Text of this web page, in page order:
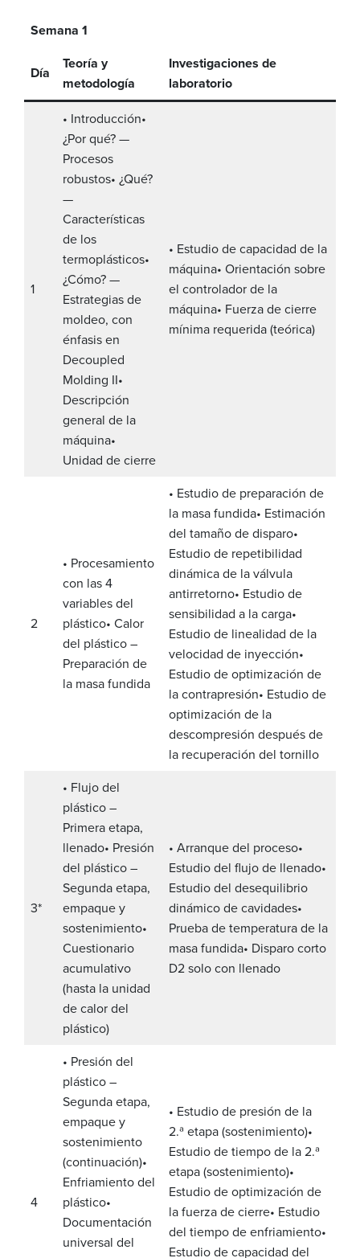
Semana 1
Día
Teoría y
metodología
Investigaciones de
laboratorio
1
• Introducción•
¿Por qué? —
Procesos
robustos• ¿Qué?
—
Características
de los
termoplásticos•
¿Cómo? —
Estrategias de
moldeo, con
énfasis en
Decoupled
Molding II•
Descripción
general de la
máquina•
Unidad de cierre
• Estudio de capacidad de la
máquina• Orientación sobre
el controlador de la
máquina• Fuerza de cierre
mínima requerida (teórica)
2
• Procesamiento
con las 4
variables del
plástico• Calor
del plástico –
Preparación de
la masa fundida
• Estudio de preparación de
la masa fundida• Estimación
del tamaño de disparo•
Estudio de repetibilidad
dinámica de la válvula
antirretorno• Estudio de
sensibilidad a la carga•
Estudio de linealidad de la
velocidad de inyección•
Estudio de optimización de
la contrapresión• Estudio de
optimización de la
descompresión después de
la recuperación del tornillo
3*
• Flujo del
plástico –
Primera etapa,
llenado• Presión
del plástico –
Segunda etapa,
empaque y
sostenimiento•
Cuestionario
acumulativo
(hasta la unidad
de calor del
plástico)
• Arranque del proceso•
Estudio del flujo de llenado•
Estudio del desequilibrio
dinámico de cavidades•
Prueba de temperatura de la
masa fundida• Disparo corto
D2 solo con llenado
4
• Presión del
plástico –
Segunda etapa,
empaque y
sostenimiento
(continuación)•
Enfriamiento del
plástico•
Documentación
universal del
• Estudio de presión de la
2.ª etapa (sostenimiento)•
Estudio de tiempo de la 2.ª
etapa (sostenimiento)•
Estudio de optimización de
la fuerza de cierre• Estudio
del tiempo de enfriamiento•
Estudio de capacidad del